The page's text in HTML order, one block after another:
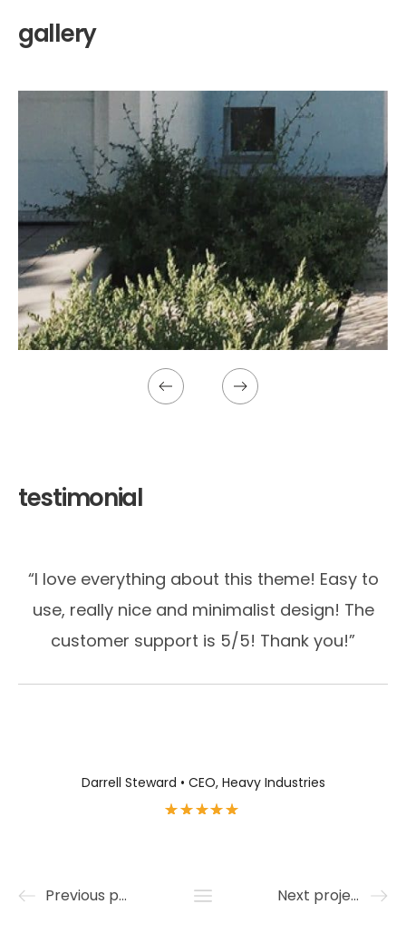
gallery
testimonial
“I love everything about this theme! Easy to
use, really nice and minimalist design! The
customer support is 5/5! Thank you!”
Darrell Steward • CEO, Heavy Industries
Previous project Next project